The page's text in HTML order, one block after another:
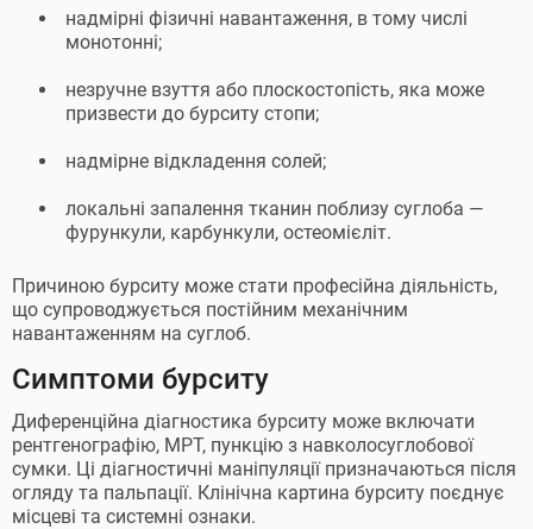
надмірні фізичні навантаження, в тому числі
монотонні;
незручне взуття або плоскостопість, яка може
призвести до бурситу стопи;
надмірне відкладення солей;
локальні запалення тканин поблизу суглоба —
фурункули, карбункули, остеомієліт.
Причиною бурситу може стати професійна діяльність,
що супроводжується постійним механічним
навантаженням на суглоб.
Симптоми бурситу
Диференційна діагностика бурситу може включати
рентгенографію, МРТ, пункцію з навколосуглобової
сумки. Ці діагностичні маніпуляції призначаються після
огляду та пальпації. Клінічна картина бурситу поєднує
місцеві та системні ознаки.